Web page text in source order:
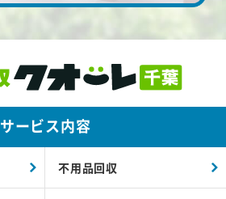
サービス内容
不用品回収